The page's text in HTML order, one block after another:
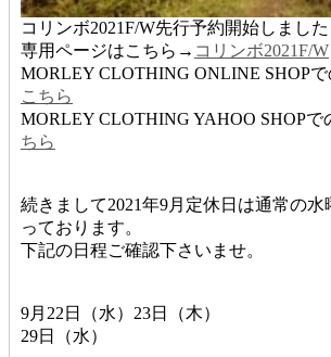
コリンボ2021F/W先行予約開始しました
専用ページはこちら→ コリンボ2021F/W
MORLEY CLOTHING ONLINE SHOP
こちら
MORLEY CLOTHING YAHOO SHOP
ちら
続きまして2021年9月定休日は通常の
っております。
下記の日程ご確認下さいませ。
9月22日（水）23日（木）
29日（水）